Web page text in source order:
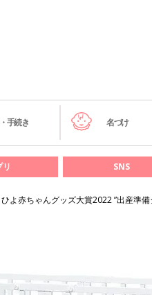
手続き 名づけ
リ SNS
よ赤ちゃんグッズ大賞2022 ”出産準